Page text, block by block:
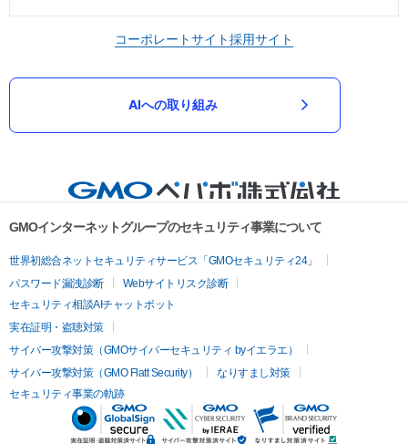
コーポレートサイト採用サイト
AIへの取り組み
GMOインターネットグループのセキュリティ事業について
世界初総合ネットセキュリティサービス「GMOセキュリティ24」
パスワード漏洩診断
Webサイトリスク診断
セキュリティ相談AIチャットボット
実在証明・盗聴対策
サイバー攻撃対策（GMOサイバーセキュリティ byイエラエ）
サイバー攻撃対策（GMO Flatt Security）
なりすまし対策
セキュリティ事業の軌跡